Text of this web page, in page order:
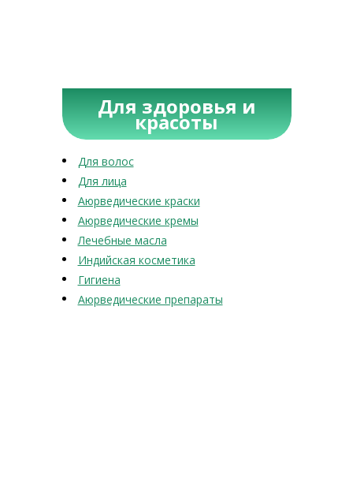
Для здоровья и
красоты
Для волос
Для лица
Аюрведические краски
Аюрведические кремы
Лечебные масла
Индийская косметика
Гигиена
Аюрведические препараты